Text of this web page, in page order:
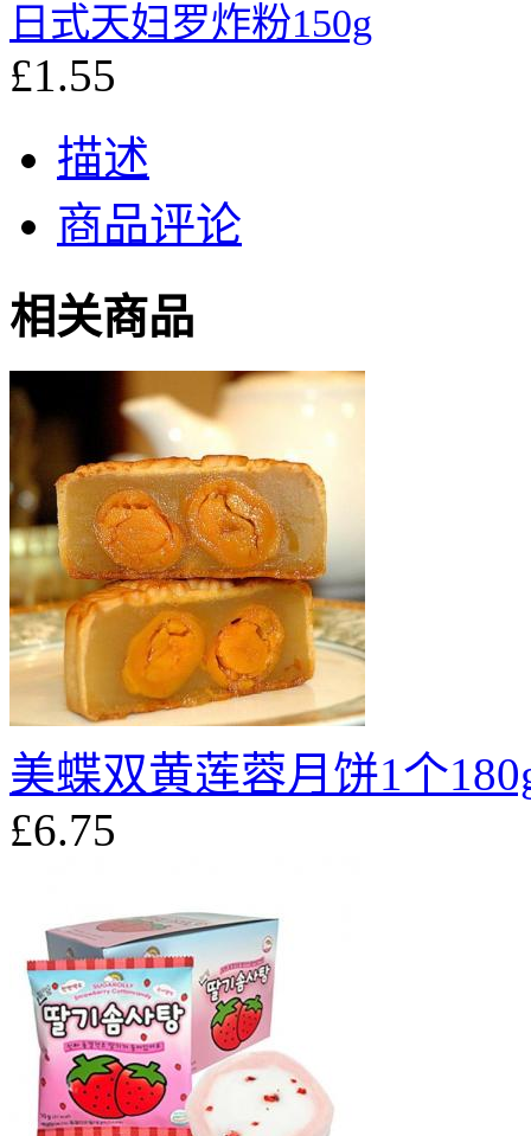
日式天妇罗炸粉150g
£1.55
描述
商品评论
相关商品
美蝶双黄莲蓉月饼1个
£6.75